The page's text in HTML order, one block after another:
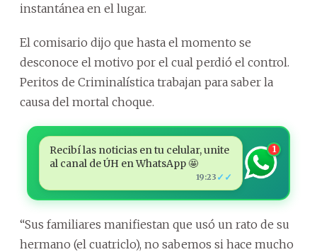
instantánea en el lugar.
El comisario dijo que hasta el momento se
desconoce el motivo por el cual perdió el control.
Peritos de Criminalística trabajan para saber la
causa del mortal choque.
Recibí las noticias en tu celular, unite
al canal de ÚH en WhatsApp 🤩
19:23 ✓✓
1
“Sus familiares manifiestan que usó un rato de su
hermano (el cuatriclo), no sabemos si hace mucho